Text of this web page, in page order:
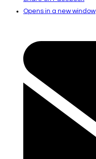
Opens in a new window